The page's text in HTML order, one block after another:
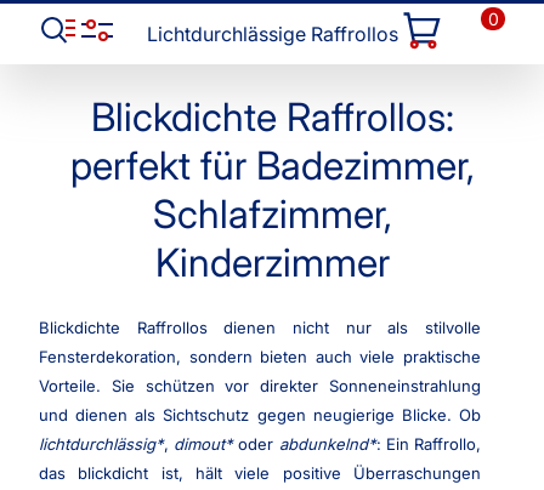
Lichtdurchlässige Raffrollos
0
Blickdichte Raffrollos:
perfekt für Badezimmer,
Schlafzimmer,
Kinderzimmer
Blickdichte Raffrollos dienen nicht nur als stilvolle
Fensterdekoration, sondern bieten auch viele praktische
Vorteile. Sie schützen vor direkter Sonneneinstrahlung
und dienen als Sichtschutz gegen neugierige Blicke. Ob
lichtdurchlässig , dimout oder abdunkelnd : Ein Raffrollo,
das blickdicht ist, hält viele positive Überraschungen